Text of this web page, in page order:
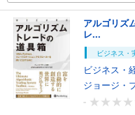
アルゴリズ
レ...
ビジネス・
ビジネス・
ジョージ・
-